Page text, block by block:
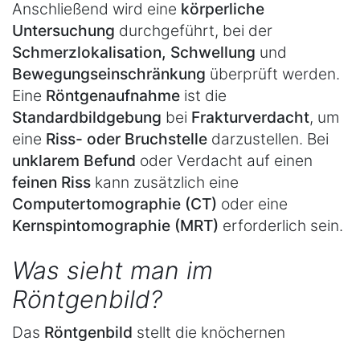
Anschließend wird eine körperliche
Untersuchung durchgeführt, bei der
Schmerzlokalisation, Schwellung und
Bewegungseinschränkung überprüft werden.
Eine Röntgenaufnahme ist die
Standardbildgebung bei Frakturverdacht, um
eine Riss- oder Bruchstelle darzustellen. Bei
unklarem Befund oder Verdacht auf einen
feinen Riss kann zusätzlich eine
Computertomographie (CT) oder eine
Kernspintomographie (MRT) erforderlich sein.
Was sieht man im
Röntgenbild?
Das Röntgenbild stellt die knöchernen